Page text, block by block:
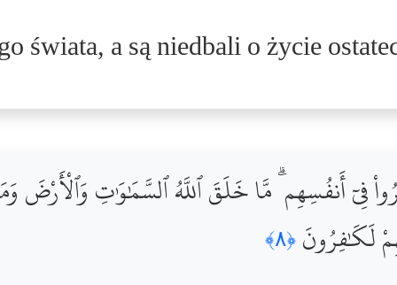
świata, a są niedbali o życie
فِىٓ أَنفُسِهِم ۗ مَّا خَلَقَ ٱللَّهُ ٱلسَّمَٰوَٰتِ وَٱلْأَرْضَ
لَكَٰفِرُونَ ﴿٨﴾